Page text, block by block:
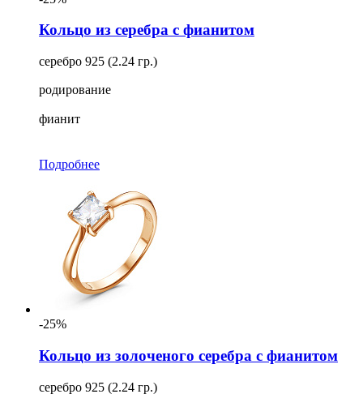
Кольцо из серебра с фианитом
серебро 925 (2.24 гр.)
родирование
фианит
Подробнее
-25%
Кольцо из золоченого серебра с фианитом
серебро 925 (2.24 гр.)